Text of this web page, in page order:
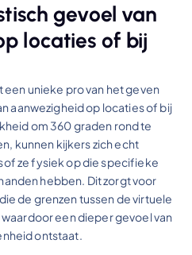
gevoel van
locaties of bij
unieke pro van het geven
aanwezigheid op locaties of bij
om 360 graden rond te
kunnen kijkers zich echt
ze fysiek op die specifieke
hebben. Dit zorgt voor
de grenzen tussen de virtuele
een dieper gevoel van
ontstaat.